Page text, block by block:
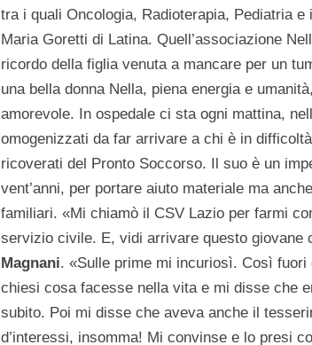
tra i quali Oncologia, Radioterapia, Pediatria e
Maria Goretti di Latina. Quell’associazione
ricordo della figlia venuta a mancare per un
una bella donna Nella, piena energia e
amorevole. In ospedale ci sta ogni mattina,
omogenizzati da far arrivare a chi è in
ricoverati del Pronto Soccorso. Il suo è un
vent’anni, per portare aiuto materiale ma
familiari. «Mi chiamò il CSV Lazio per farmi
servizio civile. E, vidi arrivare questo giovane
Magnani. «Sulle prime mi incuriosì. Così
chiesi cosa facesse nella vita e mi disse che
subito. Poi mi disse che aveva anche il
d’interessi, insomma! Mi convinse e lo presi